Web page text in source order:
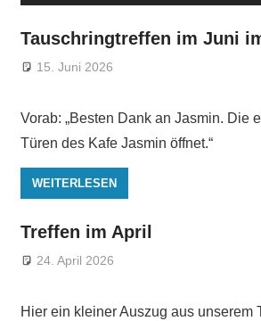
Tauschringtreffen im Juni
15. Juni 2026
Vorab: „Besten Dank an Jasmin. Die
Türen des Kafe Jasmin öffnet.“
WEITERLESEN
Treffen im April
24. April 2026
Hier ein kleiner Auszug aus unserem